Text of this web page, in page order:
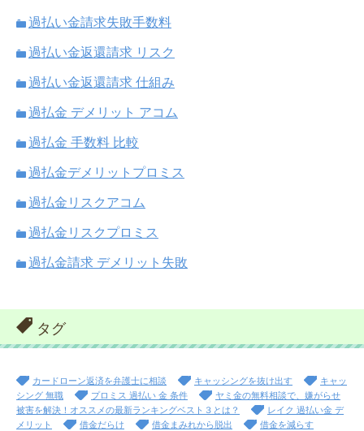
過払い金請求失敗手数料
過払い金返還請求 リスク
過払い金返還請求 仕組み
過払金 デメリット アコム
過払金 手数料 比較
過払金デメリットプロミス
過払金リスクアコム
過払金リスクプロミス
過払金請求 デメリット失敗
タグ
カードローン返済を弁護士に相談 キャッシングを抜け出す
キャッ
シング 無職
プロミス 過払い 金 条件
ヤミ金の無料相談で、嫌がらせ
被害を解決！オススメの最新ランキングベスト３とは？
レイク 過払い金 デ
メリット
借金だらけ 借金まみれから脱出 借金を減らす